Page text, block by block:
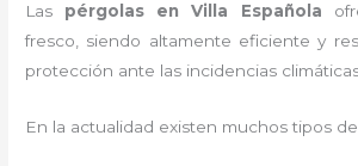
Las pérgolas en Villa Española
fresco, siendo altamente eficiente y
protección ante las incidencias
En la actualidad existen muchos tipos